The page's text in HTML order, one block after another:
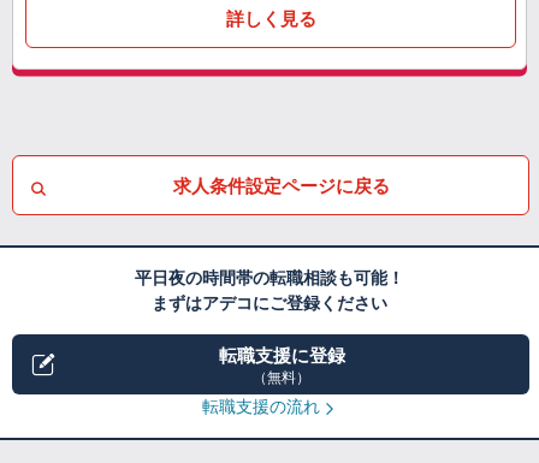
詳しく見る
求人条件設定ページに戻る
平日夜の時間帯の転職相談も可能！
まずはアデコにご登録ください
転職支援に登録
（無料）
転職支援の流れ